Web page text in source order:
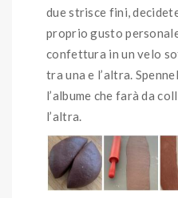
due strisce fini,
proprio gusto
confettura in un velo
tra una e l’altra.
l’albume che farà da
l’altra.